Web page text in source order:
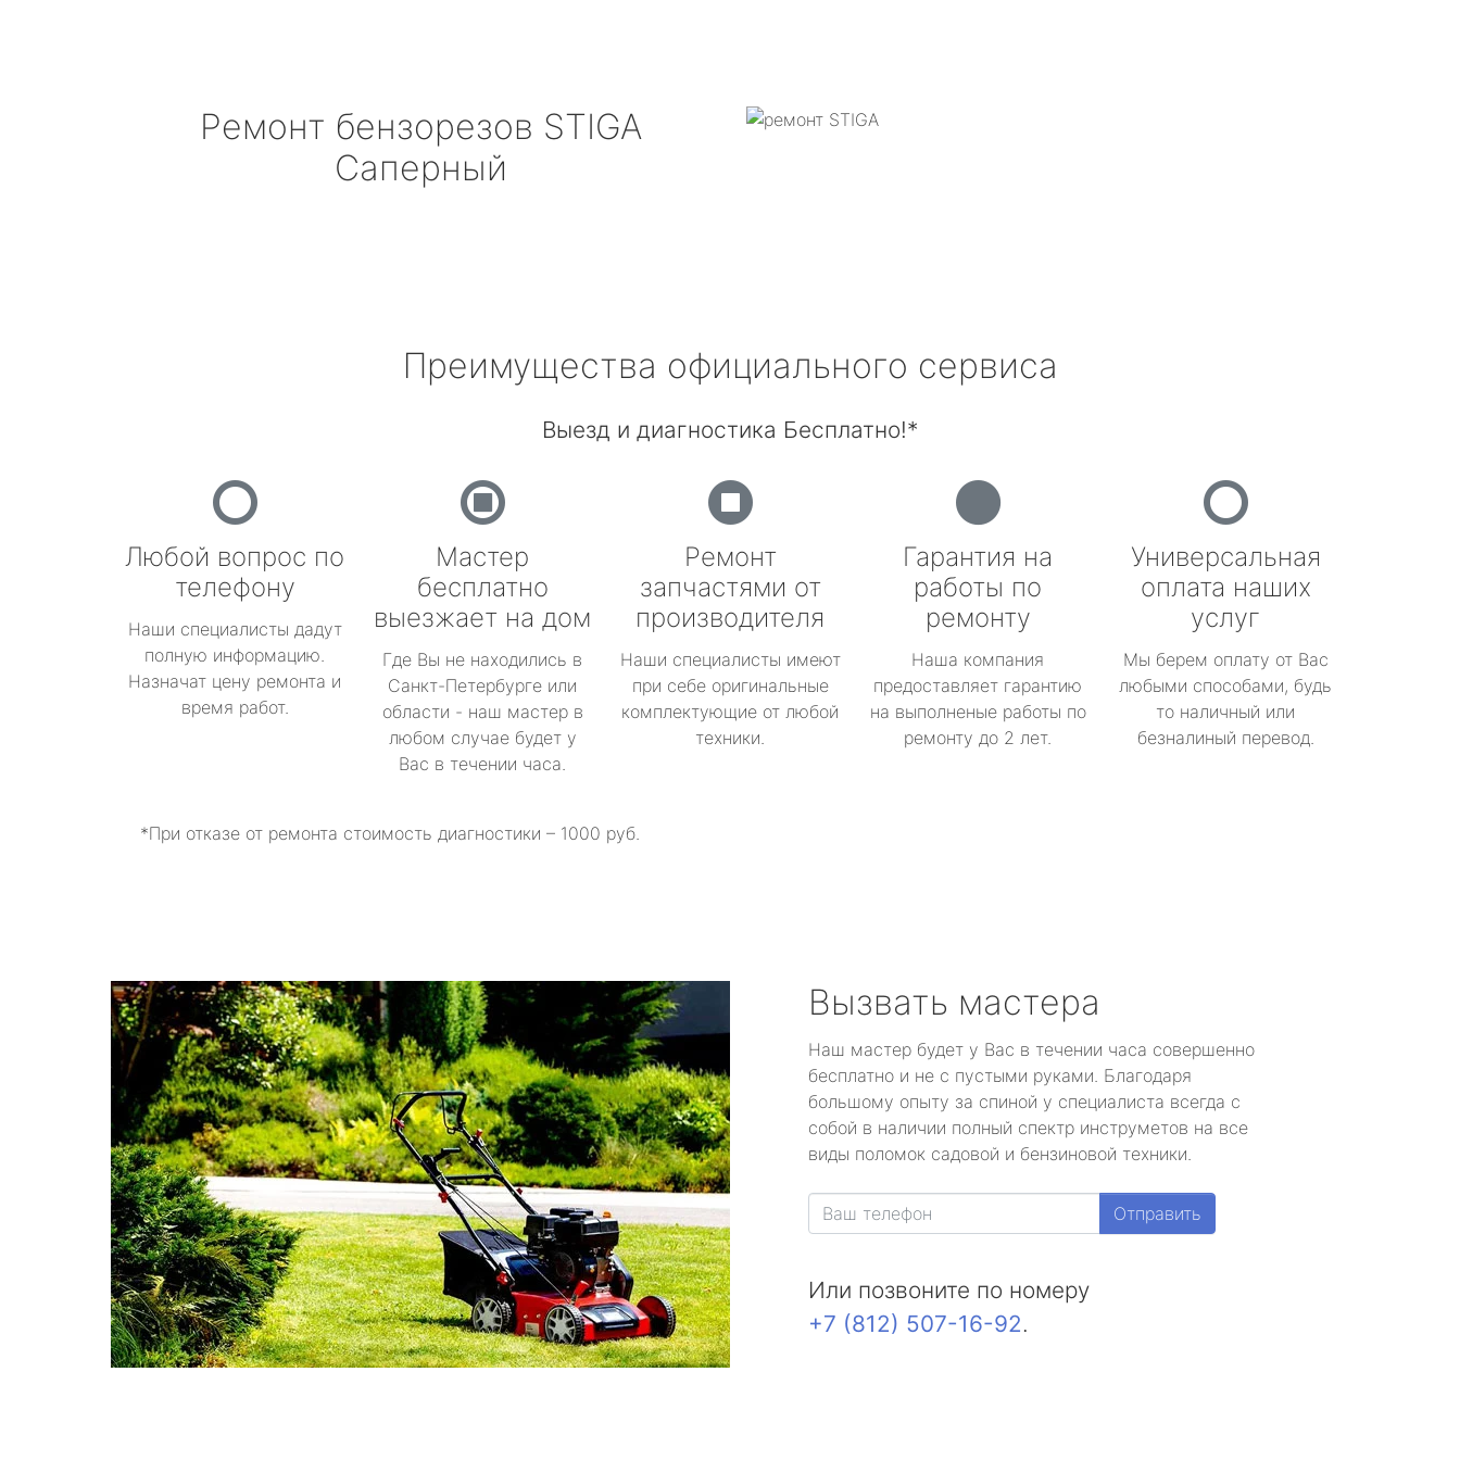
Ремонт бензорезов STIGA
Саперный
Преимущества официального сервиса
Выезд и диагностика Бесплатно!*
Любой вопрос по
телефону
Наши специалисты дадут
полную информацию.
Назначат цену ремонта и
время работ.
Мастер
бесплатно
выезжает на дом
Где Вы не находились в
Санкт-Петербурге или
области - наш мастер в
любом случае будет у
Вас в течении часа.
Ремонт
запчастями от
производителя
Наши специалисты имеют
при себе оригинальные
комплектующие от любой
техники.
Гарантия на
работы по
ремонту
Наша компания
предоставляет гарантию
на выполненые работы по
ремонту до 2 лет.
Универсальная
оплата наших
услуг
Мы берем оплату от Вас
любыми способами, будь
то наличный или
безналиный перевод.
*При отказе от ремонта стоимость диагностики – 1000 руб.
Вызвать мастера
Наш мастер будет у Вас в течении часа совершенно
бесплатно и не с пустыми руками. Благодаря
большому опыту за спиной у специалиста всегда с
собой в наличии полный спектр инструметов на все
виды поломок садовой и бензиновой техники.
Отправить
Или позвоните по номеру
+7 (812) 507-16-92.